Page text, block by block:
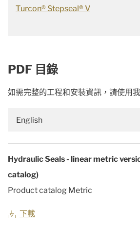
Turcon® Stepseal® V
PDF 目錄
如需完整的工程和安裝資訊，請使用
English
Hydraulic Seals - linear metric
catalog)
Product catalog Metric
下載